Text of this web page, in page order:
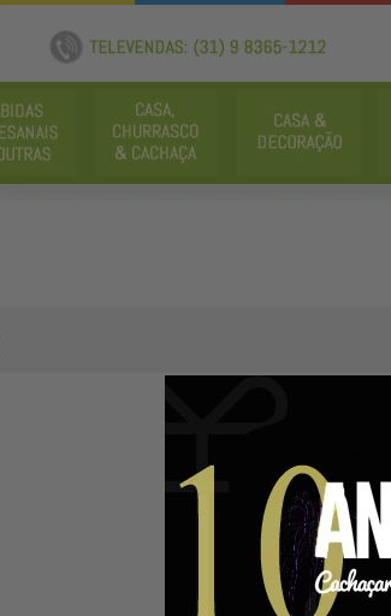
Não existe produto